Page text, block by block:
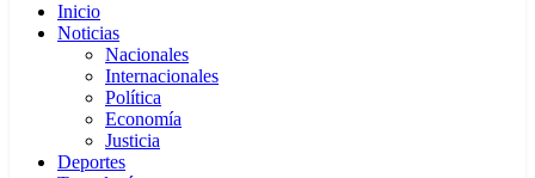
Inicio
Noticias
Nacionales
Internacionales
Política
Economía
Justicia
Deportes